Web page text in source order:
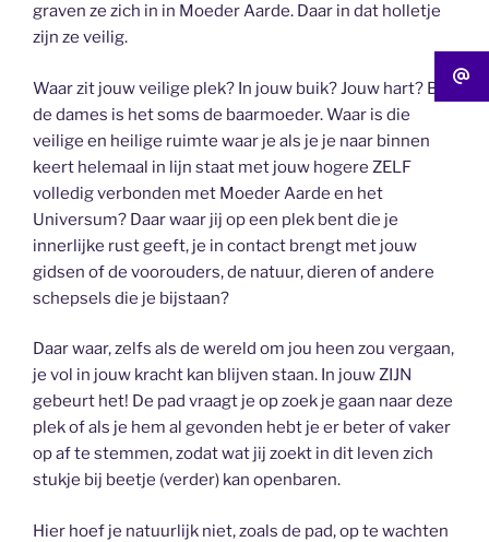
graven ze zich in in Moeder Aarde. Daar in dat holletje
zijn ze veilig.
Waar zit jouw veilige plek? In jouw buik? Jouw hart? Bij
de dames is het soms de baarmoeder. Waar is die
veilige en heilige ruimte waar je als je je naar binnen
keert helemaal in lijn staat met jouw hogere ZELF
volledig verbonden met Moeder Aarde en het
Universum? Daar waar jij op een plek bent die je
innerlijke rust geeft, je in contact brengt met jouw
gidsen of de voorouders, de natuur, dieren of andere
schepsels die je bijstaan?
Daar waar, zelfs als de wereld om jou heen zou vergaan,
je vol in jouw kracht kan blijven staan. In jouw ZIJN
gebeurt het! De pad vraagt je op zoek je gaan naar deze
plek of als je hem al gevonden hebt je er beter of vaker
op af te stemmen, zodat wat jij zoekt in dit leven zich
stukje bij beetje (verder) kan openbaren.
Hier hoef je natuurlijk niet, zoals de pad, op te wachten